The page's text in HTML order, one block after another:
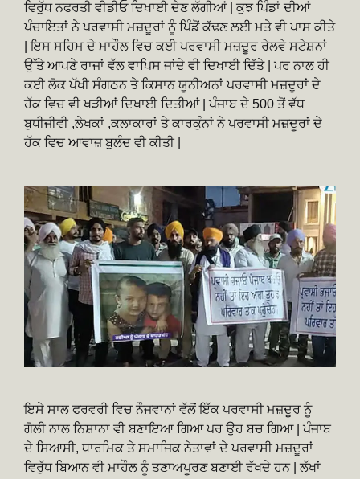
ਵਿਰੁੱਧ ਨਫਰਤੀ ਵੀਡੀਓ ਦਿਖਾਈ ਦੇਣ ਲੱਗੀਆਂ | ਕੁਝ ਪਿੰਡਾਂ ਦੀਆਂ
ਪੰਚਾਇਤਾਂ ਨੇ ਪਰਵਾਸੀ ਮਜ਼ਦੂਰਾਂ ਨੂੰ ਪਿੰਡੋਂ ਕੱਢਣ ਲਈ ਮਤੇ ਵੀ ਪਾਸ ਕੀਤੇ
| ਇਸ ਸਹਿਮ ਦੇ ਮਾਹੌਲ ਵਿਚ ਕਈ ਪਰਵਾਸੀ ਮਜ਼ਦੂਰ ਰੇਲਵੇ ਸਟੇਸ਼ਨਾਂ
ਉੱਤੇ ਆਪਣੇ ਰਾਜਾਂ ਵੱਲ ਵਾਪਿਸ ਜਾਂਦੇ ਵੀ ਦਿਖਾਈ ਦਿੱਤੇ | ਪਰ ਨਾਲ ਹੀ
ਕਈ ਲੋਕ ਪੱਖੀ ਸੰਗਠਨ ਤੇ ਕਿਸਾਨ ਯੂਨੀਅਨਾਂ ਪਰਵਾਸੀ ਮਜ਼ਦੂਰਾਂ ਦੇ
ਹੱਕ ਵਿਚ ਵੀ ਖੜੀਆਂ ਦਿਖਾਈ ਦਿਤੀਆਂ | ਪੰਜਾਬ ਦੇ 500 ਤੋਂ ਵੱਧ
ਬੁਧੀਜੀਵੀ ,ਲੇਖਕਾਂ ,ਕਲਾਕਾਰਾਂ ਤੇ ਕਾਰਕੁੰਨਾਂ ਨੇ ਪਰਵਾਸੀ ਮਜ਼ਦੂਰਾਂ ਦੇ
ਹੱਕ ਵਿਚ ਆਵਾਜ਼ ਬੁਲੰਦ ਵੀ ਕੀਤੀ |
ਇਸੇ ਸਾਲ ਫਰਵਰੀ ਵਿਚ ਨੌਜਵਾਨਾਂ ਵੱਲੋਂ ਇੱਕ ਪਰਵਾਸੀ ਮਜ਼ਦੂਰ ਨੂੰ
ਗੋਲੀ ਨਾਲ ਨਿਸ਼ਾਨਾ ਵੀ ਬਣਾਇਆ ਗਿਆ ਪਰ ਉਹ ਬਚ ਗਿਆ | ਪੰਜਾਬ
ਦੇ ਸਿਆਸੀ, ਧਾਰਮਿਕ ਤੇ ਸਮਾਜਿਕ ਨੇਤਾਵਾਂ ਦੇ ਪਰਵਾਸੀ ਮਜ਼ਦੂਰਾਂ
ਵਿਰੁੱਧ ਬਿਆਨ ਵੀ ਮਾਹੌਲ ਨੂੰ ਤਣਾਅਪੂਰਣ ਬਣਾਈ ਰੱਖਦੇ ਹਨ | ਲੱਖਾਂ